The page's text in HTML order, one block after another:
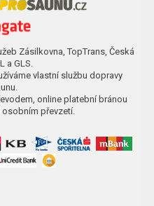
Zásilkovna, TopTrans, Česká
a GLS.
vlastní službu dopravy
online platební bránou
osobním převzetí.